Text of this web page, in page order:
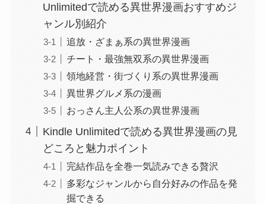
Unlimitedで読める異世界漫画おすすめジ
ャンル別紹介
追放・ざまぁ系の異世界漫画
チート・最強無双系の異世界漫画
領地経営・街づくり系の異世界漫画
異世界グルメ系の漫画
おっさん主人公系の異世界漫画
Kindle Unlimitedで読める異世界漫画の見
どころと魅力ポイント
完結作品を全巻一気読みできる贅沢
多彩なジャンルから自分好みの作品を発
掘できる